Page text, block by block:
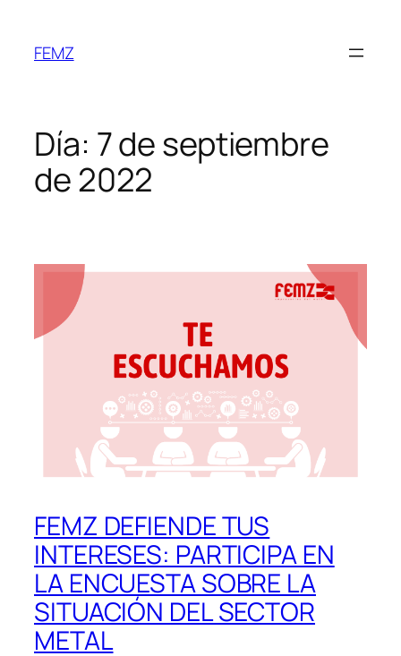
FEMZ
Día: 7 de septiembre
de 2022
FEMZ DEFIENDE TUS
INTERESES: PARTICIPA EN
LA ENCUESTA SOBRE LA
SITUACIÓN DEL SECTOR
METAL